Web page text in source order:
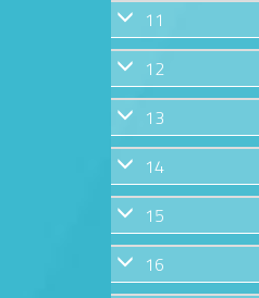
11
12
13
14
15
16